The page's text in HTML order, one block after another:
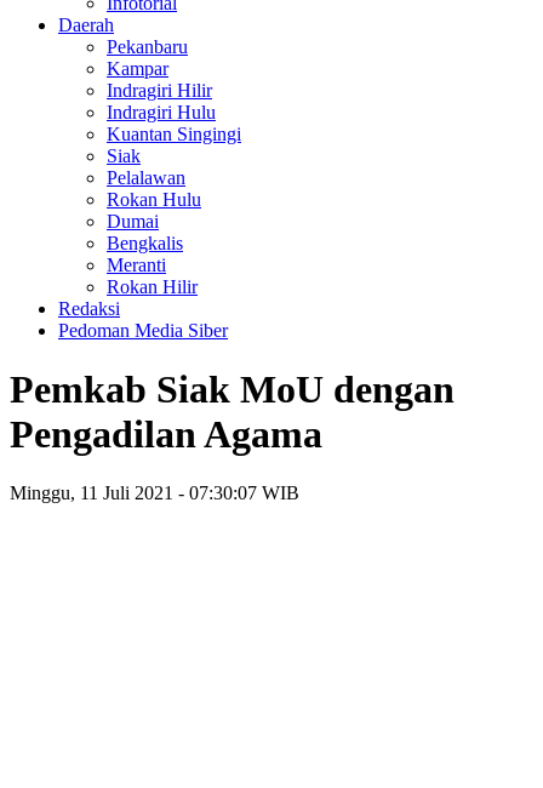
Daerah
Pekanbaru
Kampar
Indragiri Hilir
Indragiri Hulu
Kuantan Singingi
Siak
Pelalawan
Rokan Hulu
Dumai
Bengkalis
Meranti
Rokan Hilir
Redaksi
Pedoman Media Siber
Pemkab Siak MoU dengan
Pengadilan Agama
Minggu, 11 Juli 2021 - 07:30:07 WIB